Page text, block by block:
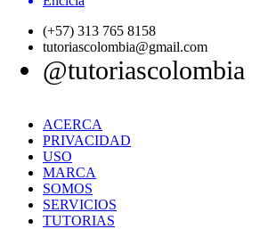
(+57) 313 765 8158
tutoriascolombia@gmail.com
@tutoriascolombia
ACERCA
PRIVACIDAD
USO
MARCA
SOMOS
SERVICIOS
TUTORIAS